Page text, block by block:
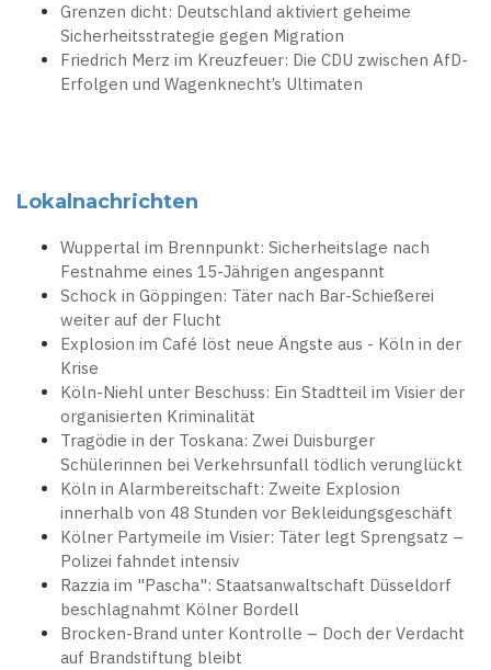
Grenzen dicht: Deutschland aktiviert geheime
Sicherheitsstrategie gegen Migration
Friedrich Merz im Kreuzfeuer: Die CDU zwischen AfD-
Erfolgen und Wagenknecht’s Ultimaten
Lokalnachrichten
Wuppertal im Brennpunkt: Sicherheitslage nach
Festnahme eines 15-Jährigen angespannt
Schock in Göppingen: Täter nach Bar-Schießerei
weiter auf der Flucht
Explosion im Café löst neue Ängste aus - Köln in der
Krise
Köln-Niehl unter Beschuss: Ein Stadtteil im Visier der
organisierten Kriminalität
Tragödie in der Toskana: Zwei Duisburger
Schülerinnen bei Verkehrsunfall tödlich verunglückt
Köln in Alarmbereitschaft: Zweite Explosion
innerhalb von 48 Stunden vor Bekleidungsgeschäft
Kölner Partymeile im Visier: Täter legt Sprengsatz –
Polizei fahndet intensiv
Razzia im "Pascha": Staatsanwaltschaft Düsseldorf
beschlagnahmt Kölner Bordell
Brocken-Brand unter Kontrolle – Doch der Verdacht
auf Brandstiftung bleibt